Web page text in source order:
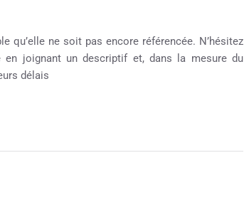
qu’elle ne soit pas encore référencée. N’hésitez
joignant un descriptif et, dans la mesure du
délais